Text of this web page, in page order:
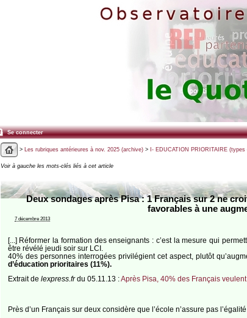
Se connecter
> Les rubriques antérieures à nov. 2025 (archive)> I- EDUCATION PRIORITAIRE
Voir à gauche les mots-clés liés à cet article
Deux sondages après Pisa : 1 Français sur 2 ne
favorables à une
7 décembre 2013
[...] Réformer la formation des enseignants : c’est la mesure qui
être révélé jeudi soir sur LCI.
40% des personnes interrogées privilégient cet aspect, plutôt
d’éducation prioritaires (11%).
Extrait de lexpress.frdu 05.11.13 :Après Pisa, 40% des Français
Près d’un Français sur deux considère que l’école n’assure pas